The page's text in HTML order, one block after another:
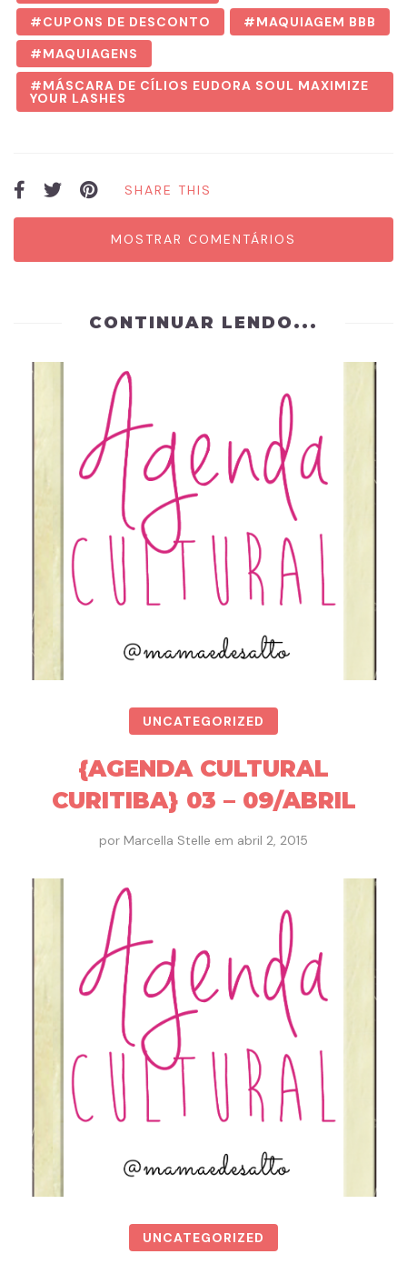
CUPONS DE DESCONTO
MAQUIAGEM BBB
MAQUIAGENS
MÁSCARA DE CÍLIOS EUDORA SOUL MAXIMIZE
YOUR LASHES
SHARE THIS
MOSTRAR COMENTÁRIOS
CONTINUAR LENDO...
UNCATEGORIZED
{AGENDA CULTURAL
CURITIBA} 03 – 09/ABRIL
por Marcella Stelle em abril 2, 2015
UNCATEGORIZED